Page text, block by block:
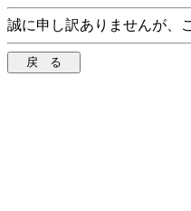
誠に申し訳ありませんが、